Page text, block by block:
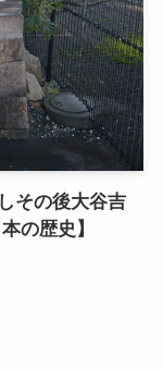
その後大谷吉
の歴史】